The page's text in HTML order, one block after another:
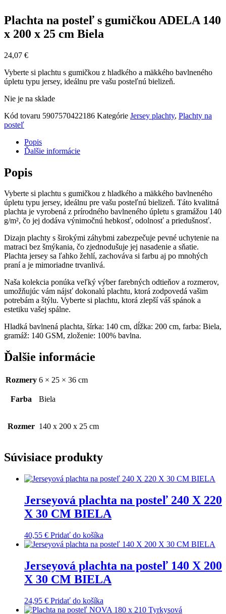
Plachta na posteľ s gumičkou ADELA 140
x 200 x 25 cm Biela
24,07 €
Vyberte si plachtu s gumičkou z hladkého a mäkkého bavlneného
úpletu typu jersey, ideálnu pre vašu posteľnú bielizeň.
Nie je na sklade
Kód tovaru 5907570422186 Kategórie Jersey plachty, Plachty na
posteľ
Popis
Ďalšie informácie
Popis
Vyberte si plachtu s gumičkou z hladkého a mäkkého bavlneného
úpletu typu jersey, ideálnu pre vašu posteľnú bielizeň. Táto kvalitná
plachta je vyrobená z prírodného bavlneného úpletu s gramážou 140
g/m², čo jej dodáva výnimočnú hebkosť, odolnosť a priedušnosť.
Dizajn plachty s širokými záhybmi zabezpečuje pevné uchytenie na
matraci bez šmýkania, čo zjednodušuje jej nasadenie a sňatie.
Plachta jersey sa ľahko žehlí, zachováva si farbu aj po mnohých
praní a je mimoriadne trvanlivá.
Naša kolekcia ponúka veľký výber farebných odtieňov a rozmerov,
umožňujúc vám nájsť dokonalú plachtu, ktorá zodpovedá vašim
potrebám a štýlu. Vyberte si plachtu, ktorá zlepší váš spánok a
estetiku vašej spálne.
Hladká bavlnená plachta, šírka: 140 cm, dĺžka: 200 cm, farba: Biela,
gramáž: 140 GSM, zloženie: 100% bavlna.
Ďalšie informácie
Rozmery 6 × 25 × 36 cm
Farba Biela
Rozmer 140 x 200 x 25 cm
Súvisiace produkty
Jerseyová plachta na posteľ 240 X 220
X 30 CM BIELA
40,55 € Pridať do košíka
Jerseyová plachta na posteľ 140 X 200
X 30 CM BIELA
24,95 € Pridať do košíka